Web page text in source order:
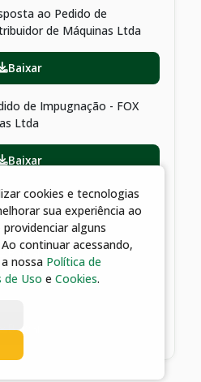
ao Pedido de
de Máquinas Ltda
Baixar
de Impugnação - FOX
Ltda
Baixar
de Licitação RETIFICADO e
Baixar
Baixar
cookies e tecnologias
sua experiência ao
alguns
continuar acessando,
nossa Política de
de Uso e Cookies.